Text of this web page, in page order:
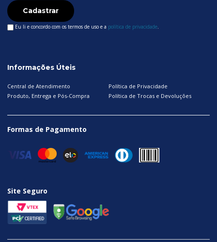
Informações Úteis
Central de Atendimento
Política de Privacidade
Produto, Entrega e Pós-Compra
Política de Trocas e Devoluções
Cadastrar
Eu li e concordo com os termos de uso e a política de privacidade.
Formas de Pagamento
Site Seguro